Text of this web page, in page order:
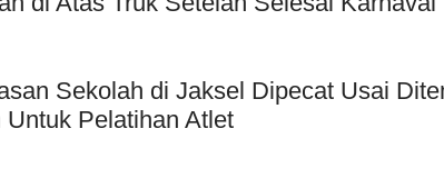
Sekolah di Jaksel Dipecat Usai
Pelatihan Atlet